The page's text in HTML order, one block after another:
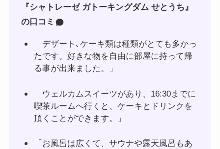
『シャトレーゼ ガトーキングダム せとうち』
の口コミ
「デザート､ケーキ類は種類がとても多かっ
たです。好きな物を自由に部屋に持って帰
る事が出来ました。」
「ウェルカムスイーツがあり、16:30までに
喫茶ルームへ行くと、ケーキとドリンクを
頂くことができます。」
「お風呂は広くて、サウナや露天風呂もあ